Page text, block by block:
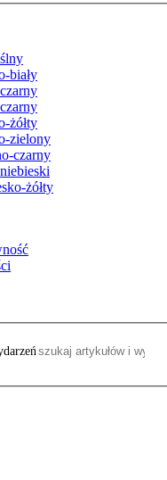
biały
żółty
zielony
czarny
żółty